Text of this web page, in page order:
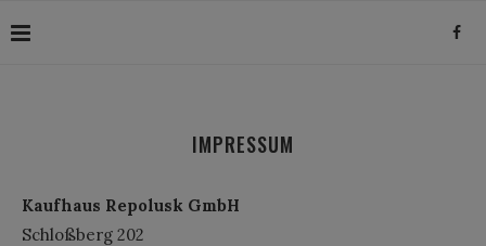
IMPRESSUM
Kaufhaus Repolusk GmbH
Schloßberg 202